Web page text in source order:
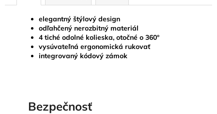
elegantný štýlový design
odľahčený nerozbitný materiál
4 tiché odolné kolieska, otočné o 360°
vysúvateľná ergonomická rukovať
integrovaný kódový zámok
Bezpečnosť